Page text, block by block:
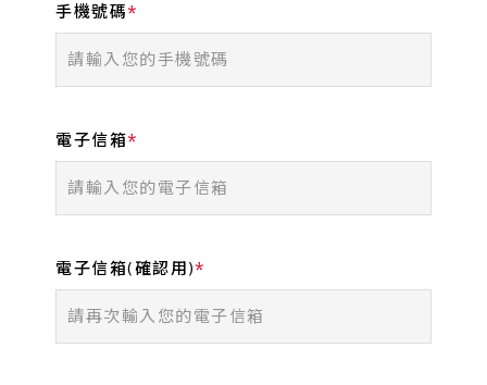
手機號碼
電子信箱
電子信箱(確認用)